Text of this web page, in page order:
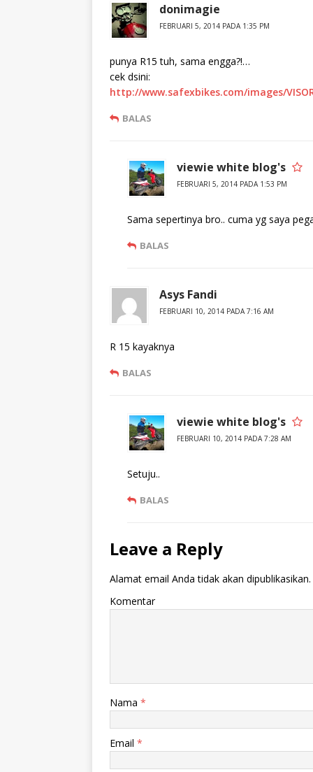
donimagie
FEBRUARI 5, 2014 PADA 1:35 PM
punya R15 tuh, sama engga?!…
cek dsini:
http://www.safexbikes.com/images/
BALAS
viewie white blog's
FEBRUARI 5, 2014 PADA 1:53 PM
Sama sepertinya bro.. cuma yg saya
BALAS
Asys Fandi
FEBRUARI 10, 2014 PADA 7:16 AM
R 15 kayaknya
BALAS
viewie white blog's
FEBRUARI 10, 2014 PADA 7:28 AM
Setuju..
BALAS
Leave a Reply
Alamat email Anda tidak akan dipublikasikan.
Komentar
Nama *
Email *